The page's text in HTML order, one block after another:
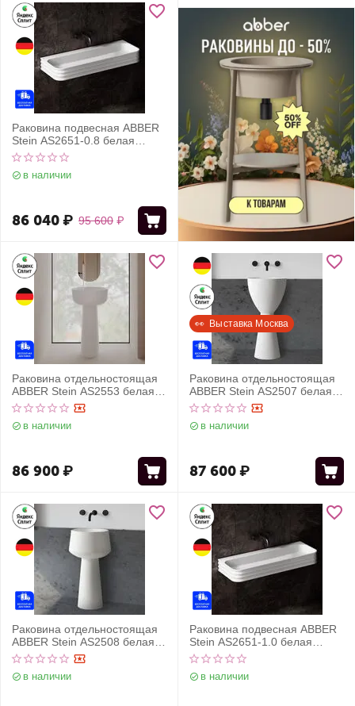
Раковина подвесная ABBER
Stein AS2651-0.8 белая
матовая
в наличии
95 600 ₽
86 040₽
Раковина отдельностоящая
ABBER Stein AS2553 белая
матовая
в наличии
86 900₽
👀  Выставка Москва
Раковина отдельностоящая
ABBER Stein AS2507 белая
матовая
в наличии
87 600₽
Раковина отдельностоящая
ABBER Stein AS2508 белая
матовая
в наличии
Раковина подвесная ABBER
Stein AS2651-1.0 белая
матовая
в наличии